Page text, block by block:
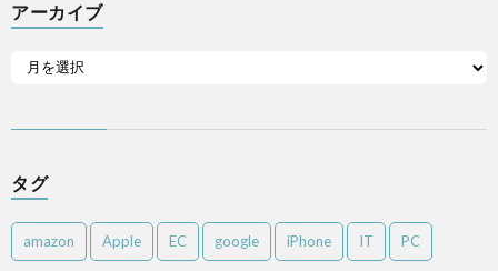
アーカイブ
タグ
amazon Apple EC google iPhone IT PC